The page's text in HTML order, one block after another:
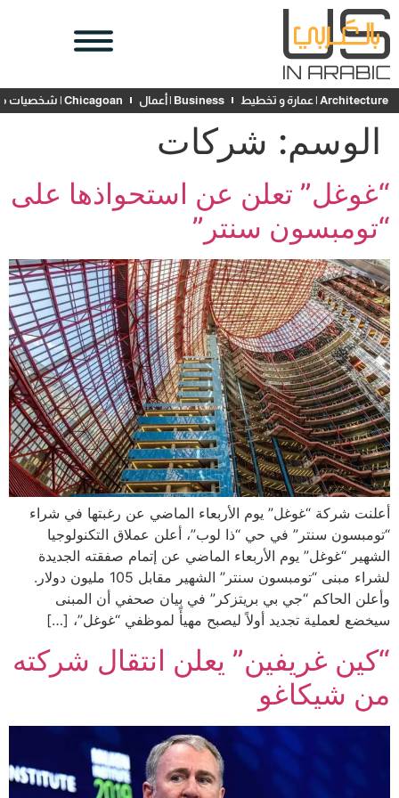
Architecture | عمارة و تخطيط Business | أعمال Chicagoan | شخصيات محلية
الوسم: شركات
“غوغل” تعلن عن استحواذها على
“تومبسون سنتر”
أعلنت شركة “غوغل” يوم الأربعاء الماضي عن رغبتها في شراء
“تومبسون سنتر” في حي “ذا لوب”، أعلن عملاق التكنولوجيا
الشهير “غوغل” يوم الأربعاء الماضي عن إتمام صفقته الجديدة
لشراء مبنى “تومبسون سنتر” الشهير مقابل 105 مليون دولار.
وأعلن الحاكم “جي بي بريتزكر” في بيان صحفي أن المبنى
سيخضع لعملية تجديد أولاً ليصبح مهيأً لموظفي “غوغل”، […]
“كين غريفين” يعلن انتقال شركته
من شيكاغو